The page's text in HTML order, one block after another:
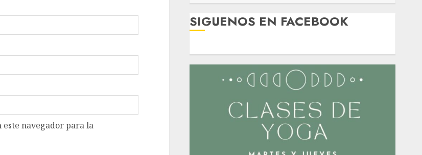
navegador para la
SIGUENOS EN FACEBOOK